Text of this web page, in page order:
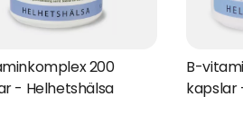
200
- Helhetshälsa
B-
kapslar